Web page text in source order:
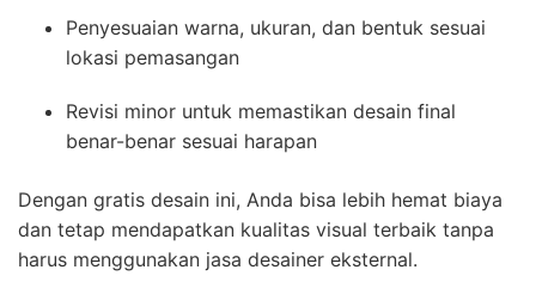
Penyesuaian warna, ukuran, dan bentuk sesuai
lokasi pemasangan
Revisi minor untuk memastikan desain final
benar-benar sesuai harapan
Dengan gratis desain ini, Anda bisa lebih hemat biaya
dan tetap mendapatkan kualitas visual terbaik tanpa
harus menggunakan jasa desainer eksternal.